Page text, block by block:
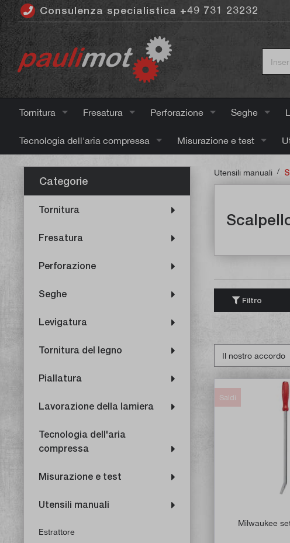
principale
Consulenza specialistica +49 731 23232
Tornitura Fresatura Perforazione Seghe
Tecnologia dell'aria compressa Misurazione e test
Categorie
Tornitura
Fresatura
Perforazione
Seghe
Levigatura
Tornitura del legno
Piallatura
Lavorazione della lamiera
Tecnologia dell'aria
compressa
Misurazione e test
Utensili manuali
Estrattore
Utensili manuali /
Filtro
Saldi
Milwaukee